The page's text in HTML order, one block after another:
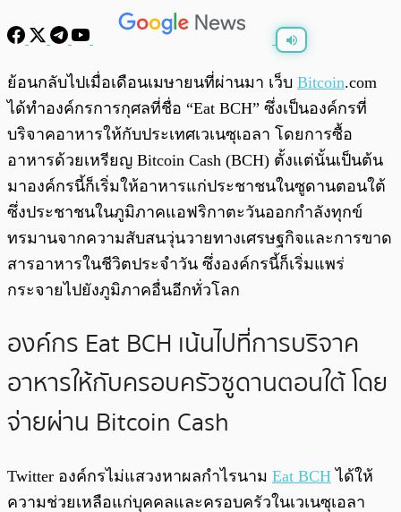
พร้อมเล่น
ย้อนกลับไปเมื่อเดือนเมษายนที่ผ่านมา เว็บ Bitcoin.com
ได้ทำองค์กรการกุศลที่ชื่อ “Eat BCH” ซึ่งเป็นองค์กรที่
บริจาคอาหารให้กับประเทศเวเนซุเอลา โดยการซื้อ
อาหารด้วยเหรียญ Bitcoin Cash (BCH) ตั้งแต่นั้นเป็นต้น
มาองค์กรนี้ก็เริ่มให้อาหารแก่ประชาชนในซูดานตอนใต้
ซึ่งประชาชนในภูมิภาคแอฟริกาตะวันออกกำลังทุกข์
ทรมานจากความสับสนวุ่นวายทางเศรษฐกิจและการขาด
สารอาหารในชีวิตประจำวัน ซึ่งองค์กรนี้ก็เริ่มแพร่
กระจายไปยังภูมิภาคอื่นอีกทั่วโลก
องค์กร Eat BCH เน้นไปที่การบริจาค
อาหารให้กับครอบครัวซูดานตอนใต้ โดย
จ่ายผ่าน Bitcoin Cash
Twitter องค์กรไม่แสวงหาผลกำไรนาม Eat BCH ได้ให้
ความช่วยเหลือแก่บุคคลและครอบครัวในเวเนซุเอลา